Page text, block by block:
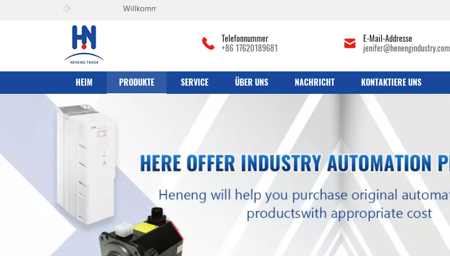
Willkommen zuhe can co., Ltd
Telefonnummer
+86 17620189681
E-Mail-Addresse
jenifer@henengindustry.com
HEIM PRODUKTE SERVICE ÜBER UNS NACHRICHT KONTAKTIERE UNS